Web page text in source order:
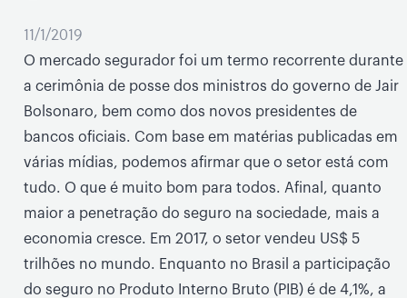
11/1/2019
O mercado segurador foi um termo recorrente durante
a cerimônia de posse dos ministros do governo de Jair
Bolsonaro, bem como dos novos presidentes de
bancos oficiais. Com base em matérias publicadas em
várias mídias, podemos afirmar que o setor está com
tudo. O que é muito bom para todos. Afinal, quanto
maior a penetração do seguro na sociedade, mais a
economia cresce. Em 2017, o setor vendeu US$ 5
trilhões no mundo. Enquanto no Brasil a participação
do seguro no Produto Interno Bruto (PIB) é de 4,1%, a